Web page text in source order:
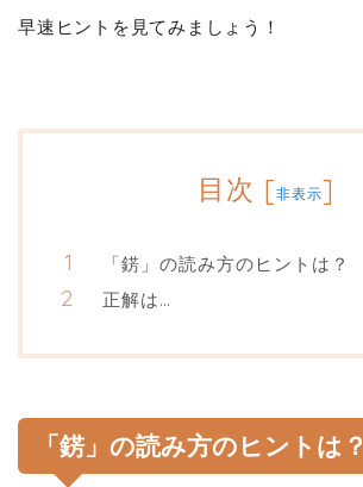
早速ヒントを見てみましょう！
目次 [非表示]
「錺」の読み方のヒントは？
正解は…
「錺」の読み方のヒントは？